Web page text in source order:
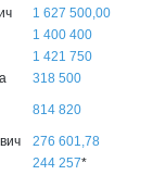
1 627 500,00
1 400 400
1 421 750
318 500
814 820
276 601,78
244 257*